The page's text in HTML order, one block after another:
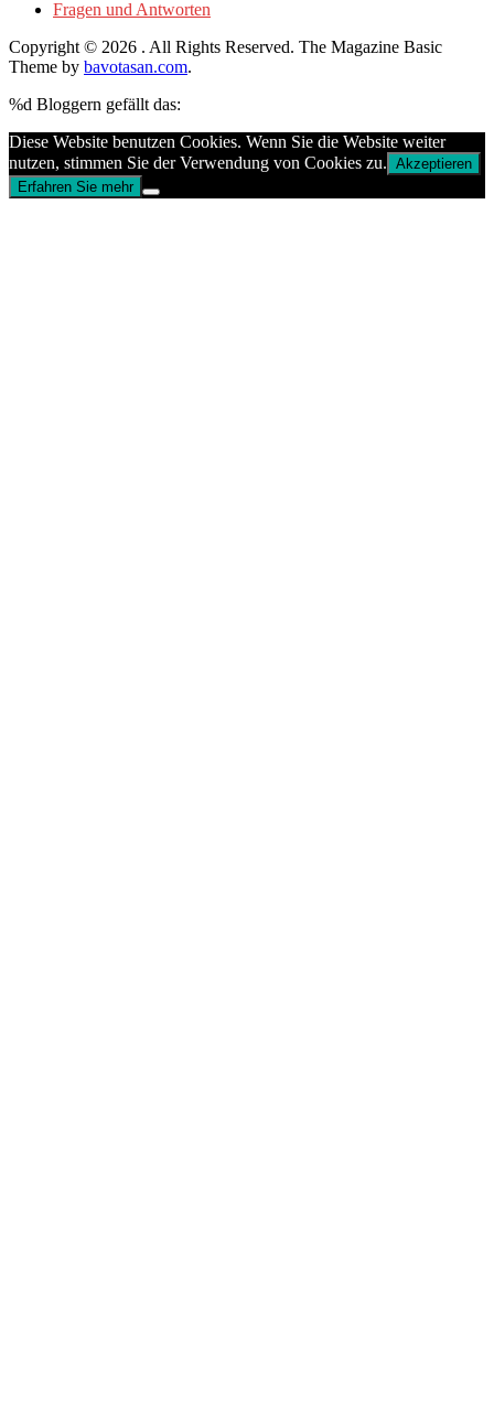
Fragen und Antworten
Copyright © 2026 . All Rights Reserved. The Magazine Basic
Theme by bavotasan.com.
%d Bloggern gefällt das:
Diese Website benutzen Cookies. Wenn Sie die Website weiter
nutzen, stimmen Sie der Verwendung von Cookies zu. Akzeptieren
Erfahren Sie mehr